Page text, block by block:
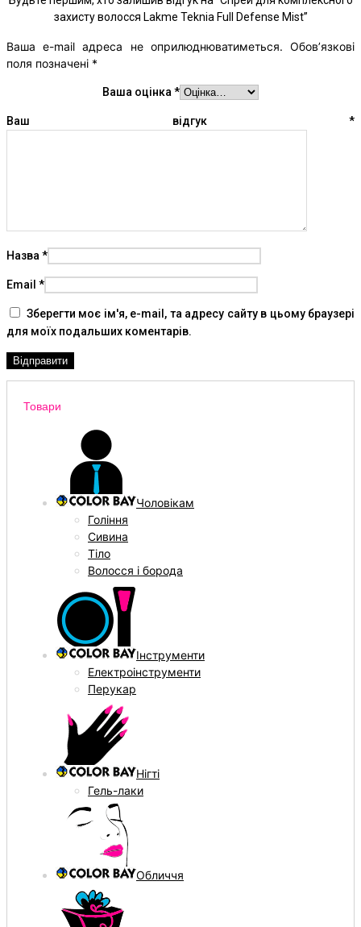
захисту волосся Lakme Teknia Full Defense Mist”
Ваша e-mail адреса не оприлюднюватиметься. Обов’язкові
поля позначені *
Ваша оцінка*
Ваш відгук *
Назва*
Email *
Зберегти моє ім'я, e-mail, та адресу сайту в цьому браузері
для моїх подальших коментарів.
Товари
Чоловікам
Гоління
Сивина
Тіло
Волосся і борода
Інструменти
Електроінструменти
Перукар
Нігті
Гель-лаки
Обличчя